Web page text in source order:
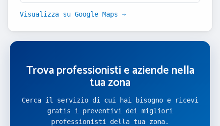
Visualizza su Google Maps →
Trova professionisti e aziende nella
tua zona
Cerca il servizio di cui hai bisogno e ricevi
gratis i preventivi dei migliori
professionisti della tua zona.